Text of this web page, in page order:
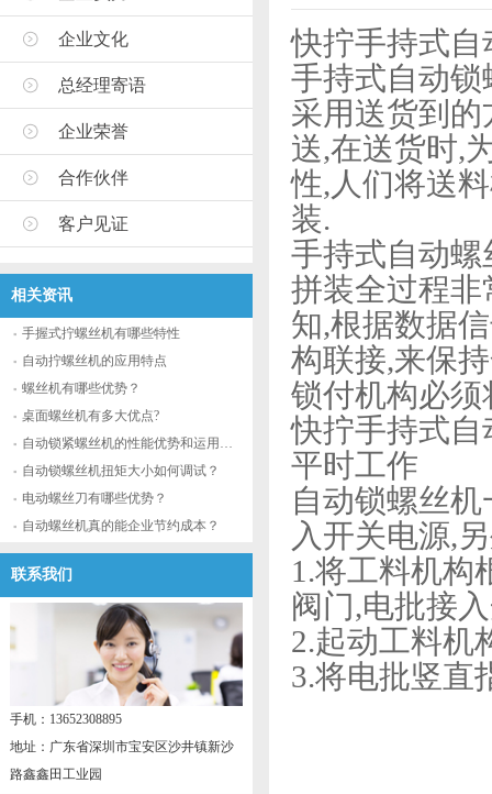
企业文化
总经理寄语
企业荣誉
合作伙伴
客户见证
相关资讯
手握式拧螺丝机有哪些特性
自动拧螺丝机的应用特点
螺丝机有哪些优势？
桌面螺丝机有多大优点?
自动锁紧螺丝机的性能优势和运用流程
自动锁螺丝机扭矩大小如何调试？
电动螺丝刀有哪些优势？
自动螺丝机真的能企业节约成本？
联系我们
手机：13652308895
地址：广东省深圳市宝安区沙井镇新沙
路鑫鑫田工业园
快拧手持式
手持式自动
采用送货到
送,在送货时,
性,人们将送
装.
手持式自动螺
拼装全过程
知,根据数据
构联接,来保
锁付机构必
快拧手持式
平时工作
自动锁螺丝
入开关电源,
1.将工料机构
阀门,电批接
2.起动工料机
3.将电批竖直